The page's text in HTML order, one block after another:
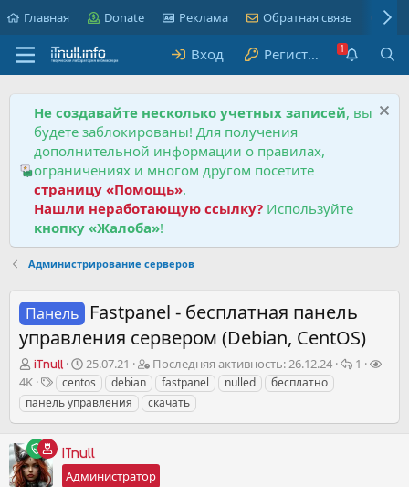
Главная Donate Реклама Обратная связь
Вход Регистрация
Не создавайте несколько учетных записей, вы
будете заблокированы! Для получения
дополнительной информации о правилах,
ограничениях и многом другом посетите
страницу «Помощь».
Нашли неработающую ссылку? Используйте
кнопку «Жалоба»!
Администрирование серверов
Панель
Fastpanel - бесплатная панель
управления сервером (Debian, CentOS)
А
в
т
о
р
т
е
м
iTnull
Д
а
т
а
н
а
ч
а
25.07.21
П
о
с
л
е
н
я
Последняя активность:26.12.24
О
т
1
П
м
4K
Т
е
г
centos debian fastpanel nulled
бесплатно
панель управления
скачать
iTnull
Администратор